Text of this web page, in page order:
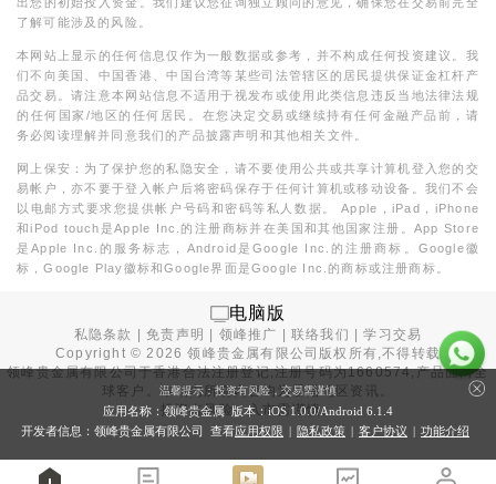
了解可能涉及的风险。
本网站上显示的任何信息仅作为一般数据或参考，并不构成任何投资建议。我
们不向美国、中国香港、中国台湾等某些司法管辖区的居民提供保证金杠杆产
品交易。请注意本网站信息不适用于视发布或使用此类信息违反当地法律法规
的任何国家/地区的任何居民。在您决定交易或继续持有任何金融产品前，请
务必阅读理解并同意我们的产品披露声明和其他相关文件。
网上保安：为了保护您的私隐安全，请不要使用公共或共享计算机登入您的交
易帐户，亦不要于登入帐户后将密码保存于任何计算机或移动设备。我们不会
以电邮方式要求您提供帐户号码和密码等私人数据。 Apple，iPad，iPhone
和iPod touch是Apple Inc.的注册商标并在美国和其他国家注册。App Store
是Apple Inc.的服务标志，Android是Google Inc.的注册商标。Google徽
标，Google Play徽标和Google界面是Google Inc.的商标或注册商标。
电脑版
私隐条款 |免责声明 领峰推广 |联络我们 |学习交易
Copyright ©2026 领峰贵金属有限公司版权所有,不得转载
领峰贵金属有限公司于香港合法注册登记,注册号码为1660574,产品面向全
球客户。本站内所有内容均为香港地区资讯。
投资有风险，入市需谨慎。
温馨提示：投资有风险，交易需谨慎
应用名称：领峰贵金属 版本：iOS 1.0.0/Android 6.1.4
开发者信息：领峰贵金属有限公司 查看应用权限 | 隐私政策 | 客户协议 | 功能介绍